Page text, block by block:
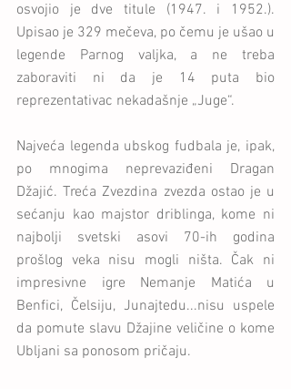
osvojio je dve titule (1947. i 1952.).
Upisao je 329 mečeva, po čemu je ušao u
legende Parnog valjka, a ne treba
zaboraviti ni da je 14 puta bio
reprezentativac nekadašnje „Juge“.
Najveća legenda ubskog fudbala je, ipak,
po mnogima neprevaziđeni Dragan
Džajić. Treća Zvezdina zvezda ostao je u
sećanju kao majstor driblinga, kome ni
najbolji svetski asovi 70-ih godina
prošlog veka nisu mogli ništa. Čak ni
impresivne igre Nemanje Matića u
Benfici, Čelsiju, Junajtedu...nisu uspele
da pomute slavu Džajine veličine o kome
Ubljani sa ponosom pričaju.